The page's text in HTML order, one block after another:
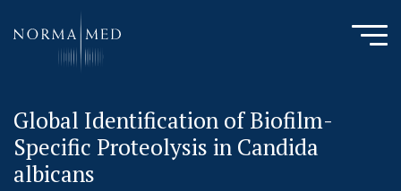
HOME
NEUES ZU SCHLAFSTÖRUNGEN
UNSERE METHODE
Global Identification of Biofilm-
Specific Proteolysis in Candida
albicans